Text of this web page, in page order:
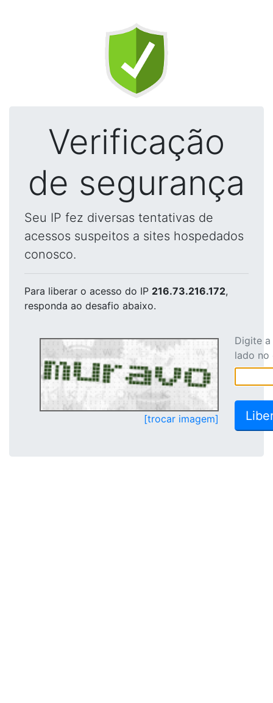
Verificação
de segurança
Seu IP fez diversas tentativas de
acessos suspeitos a sites hospedados
conosco.
Para liberar o acesso do IP 216.73.216.172,
responda ao desafio abaixo.
[trocar imagem]
Digite
lado no